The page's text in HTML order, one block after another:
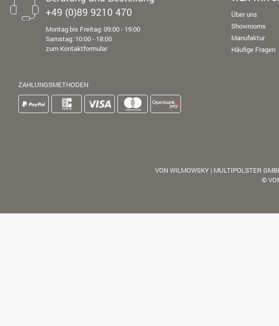
+49 (0)89 9210 470
Montag bis Freitag: 09:00 - 19:00
Samstag: 10:00 - 18:00
zum Kontaktformular
ZAHLUNGSMETHODEN
Über uns
Showrooms
Manufaktur
Häufige Fragen
VON WILMOWSKY | MULTIPOLSTER
©